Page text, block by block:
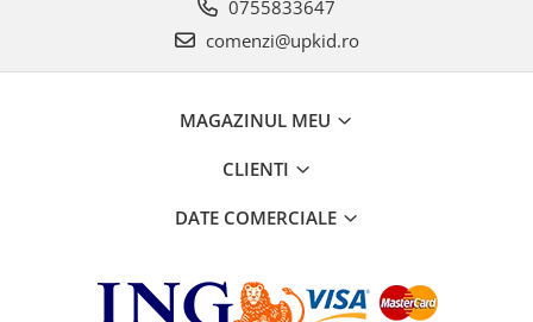
0755833647
comenzi@upkid.ro
MAGAZINUL MEU
CLIENTI
DATE COMERCIALE